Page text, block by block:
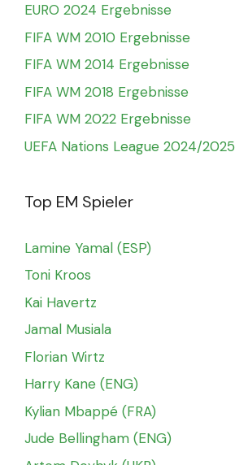
EURO 2024 Ergebnisse
FIFA WM 2010 Ergebnisse
FIFA WM 2014 Ergebnisse
FIFA WM 2018 Ergebnisse
FIFA WM 2022 Ergebnisse
UEFA Nations League 2024/2025
Top EM Spieler
Lamine Yamal (ESP)
Toni Kroos
Kai Havertz
Jamal Musiala
Florian Wirtz
Harry Kane (ENG)
Kylian Mbappé (FRA)
Jude Bellingham (ENG)